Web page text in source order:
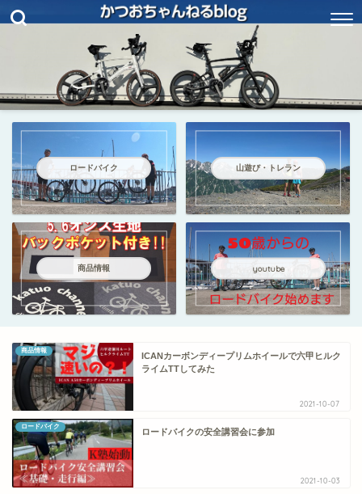
ロードバイク 山遊び・トレラン
商品情報 youtube
商品情報
ICANカーボンディープリムホイールで六甲ヒルク
ライムTTしてみた
2021-10-07
ロードバイク
ロードバイクの安全講習会に参加
2021-10-03